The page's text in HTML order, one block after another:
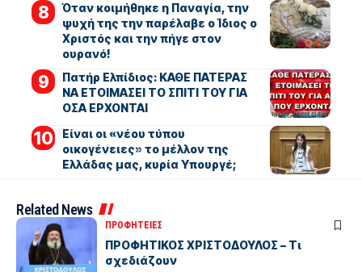
Όταν κοιμήθηκε η Παναγία, την
ψυχή της την παρέλαβε ο Ίδιος ο
Χριστός και την πήγε στον
ουρανό!
Πατήρ Ελπίδιος: ΚΑΘΕ ΠΑΤΕΡΑΣ
ΝΑ ΕΤΟΙΜΑΣΕΙ ΤΟ ΣΠΙΤΙ ΤΟΥ ΓΙΑ
ΟΣΑ ΕΡΧΟΝΤΑΙ
Είναι οι «νέου τύπου
οικογένειες» το μέλλον της
Ελλάδας μας, κυρία Υπουργέ;
Related News
ΠΡΟΦΗΤΕΙΕΣ
ΠΡΟΦΗΤΙΚΟΣ ΧΡΙΣΤΟΔΟΥΛΟΣ – Τι
σχεδιάζουν